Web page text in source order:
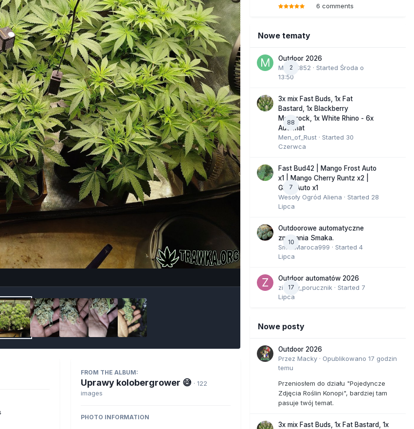
Image Tools
FROM THE ALBUM:
Uprawy kolobergrower 😅 · 122
images
PHOTO INFORMATION
6 comments
Nowe tematy
2
Outdoor 2026
Marcel852 · Started Środa o
13:50
88
3x mix Fast Buds, 1x Fat
Bastard, 1x Blackberry
Moonrock, 1x White Rhino - 6x
Automat
Men_of_Rust · Started 30
Czerwca
7
Fast Bud42 | Mango Frost Auto
x1 | Mango Cherry Runtz x2 |
GMO Auto x1
Wesoły Ogród Aliena · Started 28
Lipca
10
Outdoorowe automatyczne
zmagania Smaka.
SmakMaroca999 · Started 4
Lipca
17
Outdoor automatów 2026
zielony_porucznik · Started 7
Lipca
Nowe posty
Outdoor 2026
Przez Macky · Opublikowano 17 godzin
temu
Przeniosłem do działu "Pojedyncze
Zdjęcia Roślin Konopi", bardziej tam
pasuje twój temat.
3x mix Fast Buds, 1x Fat Bastard, 1x